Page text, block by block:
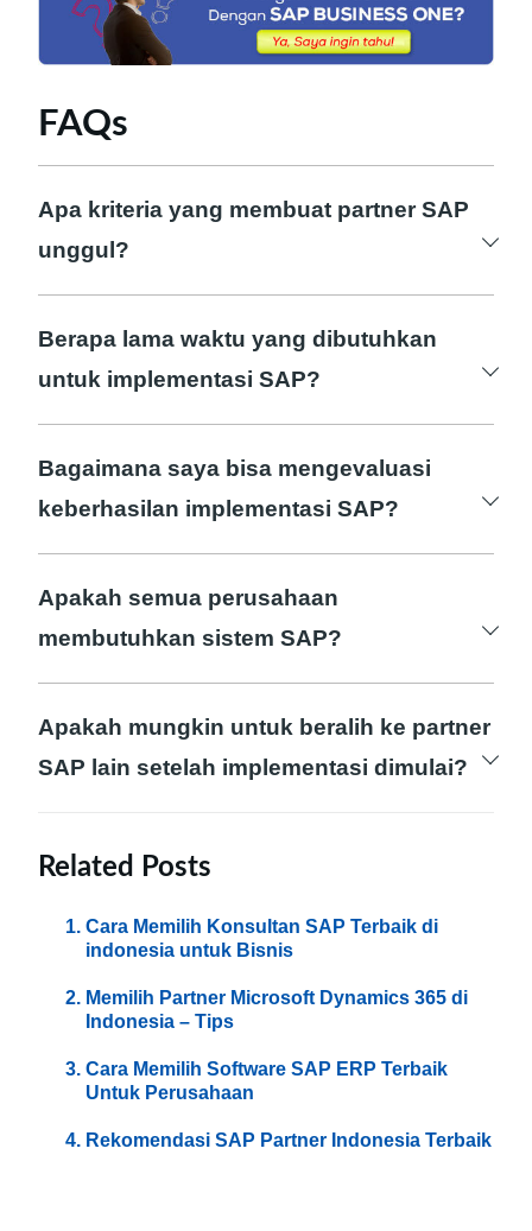
FAQs
Apa kriteria yang membuat partner SAP
unggul?
Memilih partner SAP yang unggul
melibatkan pengamatan terhadap
pengalaman, reputasi, dan keahlian industri
Berapa lama waktu yang dibutuhkan
untuk implementasi SAP?
Waktu implementasi SAP bervariasi
tergantung pada kompleksitas proyek, tetapi
biasanya berkisar antara beberapa bulan
Bagaimana saya bisa mengevaluasi
keberhasilan implementasi SAP?
Keberhasilan implementasi dapat diukur
melalui peningkatan efisiensi operasional,
respons cepat terhadap perubahan, dan
Apakah semua perusahaan
membutuhkan sistem SAP?
Tidak semua perusahaan membutuhkan
SAP, tetapi bagi yang memiliki operasi
kompleks dan besar, SAP dapat menjadi
Apakah mungkin untuk beralih ke partner
SAP lain setelah implementasi dimulai?
SAP selama implementasi dapat
tersebut perlu dipertimbangkan dengan hati-
Related Posts
Cara Memilih Konsultan SAP Terbaik di
indonesia untuk Bisnis
Memilih Partner Microsoft Dynamics 365 di
Indonesia – Tips
Cara Memilih Software SAP ERP Terbaik
Untuk Perusahaan
Rekomendasi SAP Partner Indonesia Terbaik